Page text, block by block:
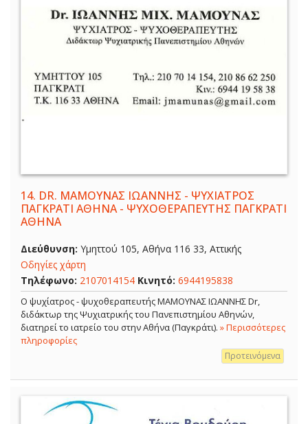
14. DR. ΜΑΜΟΥΝΑΣ ΙΩΑΝΝΗΣ - ΨΥΧΙΑΤΡΟΣ
ΠΑΓΚΡΑΤΙ ΑΘΗΝΑ - ΨΥΧΟΘΕΡΑΠΕΥΤΗΣ ΠΑΓΚΡΑΤΙ
ΑΘΗΝΑ
Διεύθυνση: Υμηττού 105, Αθήνα 116 33, Αττικής
Οδηγίες χάρτη
Τηλέφωνο: 2107014154 Κινητό: 6944195838
Ο ψυχίατρος - ψυχοθεραπευτής ΜΑΜΟΥΝΑΣ ΙΩΑΝΝΗΣ Dr,
διδάκτωρ της Ψυχιατρικής του Πανεπιστημίου Αθηνών,
διατηρεί το ιατρείο του στην Αθήνα (Παγκράτι). » Περισσότερες
πληροφορίες
Προτεινόμενα